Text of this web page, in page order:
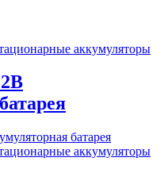
аккумуляторы
аккумуляторы